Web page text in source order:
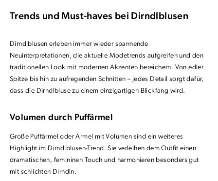
Trends und Must-haves bei Dirndlblusen
Dirndlblusen erleben immer wieder spannende
Neuinterpretationen, die aktuelle Modetrends aufgreifen und den
traditionellen Look mit modernen Akzenten bereichern. Von edler
Spitze bis hin zu aufregenden Schnitten – jedes Detail sorgt dafür,
dass die Dirndlbluse zu einem einzigartigen Blickfang wird.
Volumen durch Puffärmel
Große Puffärmel oder Ärmel mit Volumen sind ein weiteres
Highlight im Dirndlblusen-Trend. Sie verleihen dem Outfit einen
dramatischen, femininen Touch und harmonieren besonders gut
mit schlichten Dirndln.